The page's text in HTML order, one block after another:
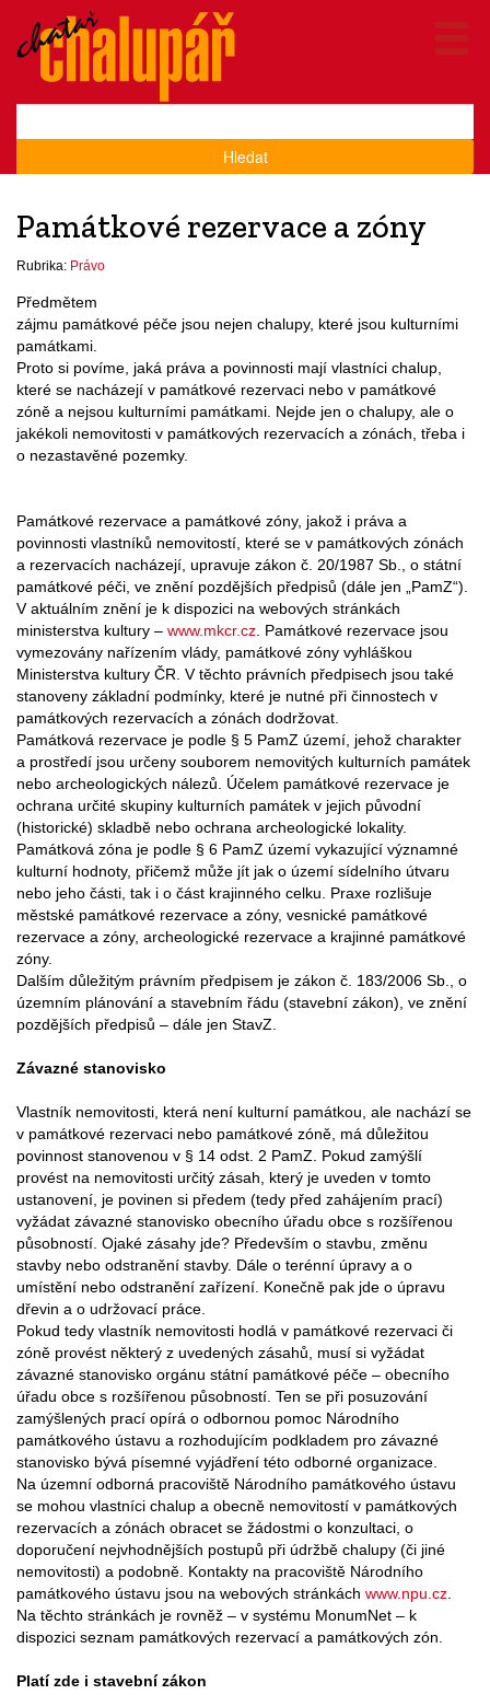
Hledat
Památkové rezervace a zóny
Rubrika: Právo
Předmětem
zájmu památkové péče jsou nejen chalupy, které jsou kulturními
památkami.
Proto si povíme, jaká práva a povinnosti mají vlastníci chalup,
které se nacházejí v památkové rezervaci nebo v památkové
zóně a nejsou kulturními památkami. Nejde jen o chalupy, ale o
jakékoli nemovitosti v památkových rezervacích a zónách, třeba i
o nezastavěné pozemky.
Památkové rezervace a památkové zóny, jakož i práva a
povinnosti vlastníků nemovitostí, které se v památkových zónách
a rezervacích nacházejí, upravuje zákon č. 20/1987 Sb., o státní
památkové péči, ve znění pozdějších předpisů (dále jen „PamZ“).
V aktuálním znění je k dispozici na webových stránkách
ministerstva kultury – www.mkcr.cz . Památkové rezervace jsou
vymezovány nařízením vlády, památkové zóny vyhláškou
Ministerstva kultury ČR. V těchto právních předpisech jsou také
stanoveny základní podmínky, které je nutné při činnostech v
památkových rezervacích a zónách dodržovat.
Památková rezervace je podle § 5 PamZ území, jehož charakter
a prostředí jsou určeny souborem nemovitých kulturních památek
nebo archeologických nálezů. Účelem památkové rezervace je
ochrana určité skupiny kulturních památek v jejich původní
(historické) skladbě nebo ochrana archeologické lokality.
Památková zóna je podle § 6 PamZ území vykazující významné
kulturní hodnoty, přičemž může jít jak o území sídelního útvaru
nebo jeho části, tak i o část krajinného celku. Praxe rozlišuje
městské památkové rezervace a zóny, vesnické památkové
rezervace a zóny, archeologické rezervace a krajinné památkové
zóny.
Dalším důležitým právním předpisem je zákon č. 183/2006 Sb., o
územním plánování a stavebním řádu (stavební zákon), ve znění
pozdějších předpisů – dále jen StavZ.
Závazné stanovisko
Vlastník nemovitosti, která není kulturní památkou, ale nachází se
v památkové rezervaci nebo památkové zóně, má důležitou
povinnost stanovenou v § 14 odst. 2 PamZ. Pokud zamýšlí
provést na nemovitosti určitý zásah, který je uveden v tomto
ustanovení, je povinen si předem (tedy před zahájením prací)
vyžádat závazné stanovisko obecního úřadu obce s rozšířenou
působností. Ojaké zásahy jde? Především o stavbu, změnu
stavby nebo odstranění stavby. Dále o terénní úpravy a o
umístění nebo odstranění zařízení. Konečně pak jde o úpravu
dřevin a o udržovací práce.
Pokud tedy vlastník nemovitosti hodlá v památkové rezervaci či
zóně provést některý z uvedených zásahů, musí si vyžádat
závazné stanovisko orgánu státní památkové péče – obecního
úřadu obce s rozšířenou působností. Ten se při posuzování
zamýšlených prací opírá o odbornou pomoc Národního
památkového ústavu a rozhodujícím podkladem pro závazné
stanovisko bývá písemné vyjádření této odborné organizace.
Na územní odborná pracoviště Národního památkového ústavu
se mohou vlastníci chalup a obecně nemovitostí v památkových
rezervacích a zónách obracet se žádostmi o konzultaci, o
doporučení nejvhodnějších postupů při údržbě chalupy (či jiné
nemovitosti) a podobně. Kontakty na pracoviště Národního
památkového ústavu jsou na webových stránkách www.npu.cz
Na těchto stránkách je rovněž – v systému MonumNet – k
dispozici seznam památkových rezervací a památkových zón.
Platí zde i stavební zákon